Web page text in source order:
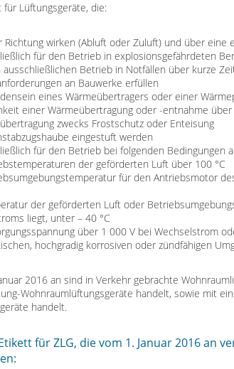
für Lüftungsgeräte, die:
Richtung wirken (Abluft oder Zuluft) und über eine
für den Betrieb in explosionsgefährdeten
ausschließlichen Betrieb in Notfällen über kurze
an Bauwerke erfüllen
eines Wärmeübertragers oder einer
einer Wärmeübertragung oder -entnahme
zwecks Frostschutz oder Enteisung
eingestuft werden
für den Betrieb bei folgenden Bedingungen
der geförderten Luft über 100 °C
für den Antriebsmotor
der geförderten Luft oder
liegt, unter – 40 °C
über 1 000 V bei Wechselstrom
hochgradig korrosiven oder zündfähigen
2016 an sind in Verkehr gebrachte
Wohnraumlüftungsgeräte handelt, sowie mit
handelt.
für ZLG, die vom 1. Januar 2016 an